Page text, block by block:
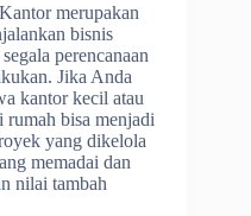
Kantor merupakan
bisnis
perencanaan
Jika Anda
kantor kecil atau
rumah bisa menjadi
yang dikelola
memadai dan
nilai tambah